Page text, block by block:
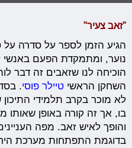
"זאב צעיר"
הגיע הזמן לספר על סדרה על
נוער, ומתמקדת הפעם
הוכיחה לנו שזאבים זה דבר
השחקן הראשיטיילר פוסי.
לא מוכר בקרב תלמידי
בו, אך זה קורה באופן שאותו
והופך לאיש זאב. מפה
בדוגמת התפתחות מערכת